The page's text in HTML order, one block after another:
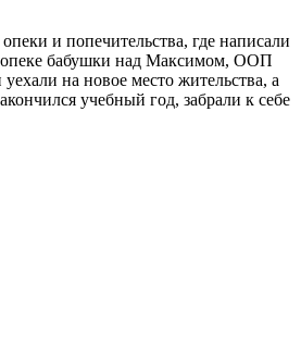
и попечительства, где написали
опеке бабушки над Максимом, ООП
на новое место жительства, а
учебный год, забрали к себе